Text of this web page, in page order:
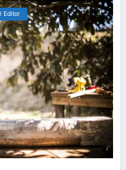
Editor